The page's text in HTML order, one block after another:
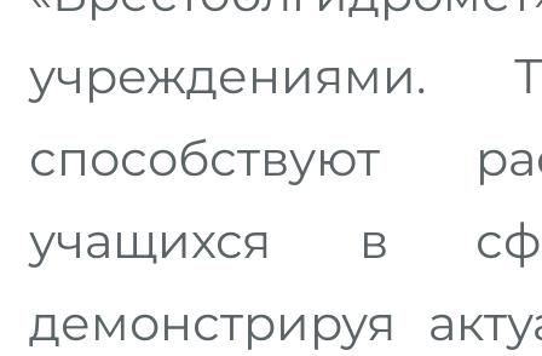
учреждениями.
способствуют
учащихся в
демонстрируя